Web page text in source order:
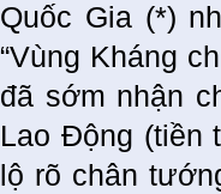
Quốc Gia (*)
“Vùng Kháng
đã sớm nhận
Lao Động (tiền
lộ rõ chân